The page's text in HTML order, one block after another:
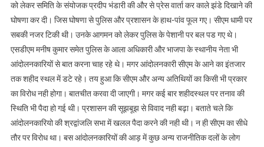
को लेकर समिति के संयोजक प्रदीप भंडारी की और से प्रेस वार्ता कर काले झंडे दिखाने की
घोषणा कर दी। जिस घोषणा से पुलिस और प्रशासन के हाथ-पांव फूल गए। सीएम धामी पर
सबकी नजर टिकी थी। उनके आगमन को लेकर पुलिस के पेशानी पर बल पड गए थे।
एसडीएम मनीष कुमार समेत पुलिस के आला अधिकारी और भाजपा के स्थानीय नेता भी
आंदोलनकारियों से बात करना चाह रहे थे। मगर आंदोलनकारी सीएम के आने का इंतजार
तक शहीद स्थल में डटे रहे। तय हुआ कि सीएम और अन्य अतिथियों का किसी भी प्रकार
का विरोध नही होगा। बातचीत करवा दी जाएगी। मगर कई बार शहीदस्थल पर तनाव की
स्थिति भी पैदा हो गई थी। प्रशासन की सूझबूझ से विवाद नही बढ़ा। बताते चले कि
आंदोलनकारियो की श्रद्वांजलि सभा में खलल पैदा करने की नही थी। न ही सीएम का सीधे
तौर पर विरोध था। बस आंदोलनकारियों की आड़ में कुछ अन्य राजनीतिक दलों के लोग